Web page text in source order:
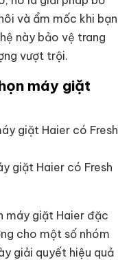
và ẩm mốc khi bạn
này bảo vệ trang
vượt trội.
máy giặt
giặt Haier có Fresh
máy giặt Haier đặc
cho một số nhóm
giải quyết hiệu quả